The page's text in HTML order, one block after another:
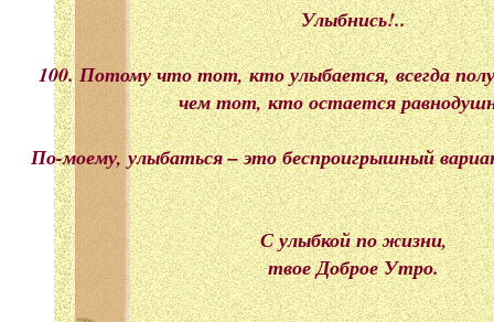
Улыбнись!..
100. Потому что тот, кто улыбается, всегда
чем тот, кто остается
По-моему, улыбаться – это беспроигрышный
С улыбкой по жизни,
твое Доброе Утро.